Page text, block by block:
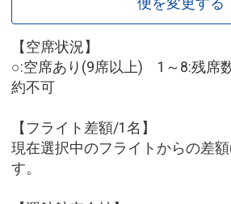
【空席状況】
○:空席あり(9席以上) 1～8:残席
約不可
【フライト差額/1名】
現在選択中のフライトからの差
す。